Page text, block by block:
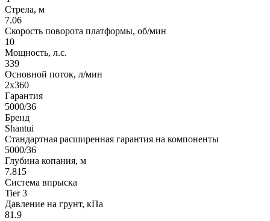
Стрела, м
7.06
Скорость поворота платформы, об/мин
10
Мощность, л.с.
339
Основной поток, л/мин
2х360
Гарантия
5000/36
Бренд
Shantui
Стандартная расширенная гарантия на компоненты
5000/36
Глубина копания, м
7.815
Система впрыска
Tier 3
Давление на грунт, кПа
81.9